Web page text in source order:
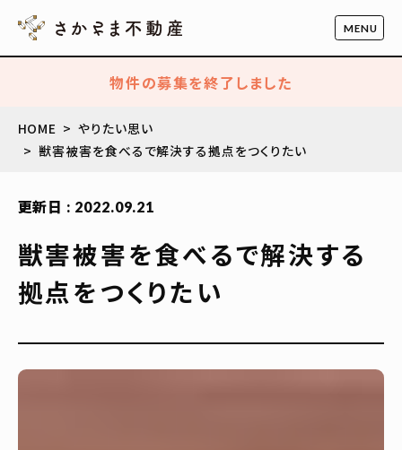
物件の募集を終了しました
HOME
やりたい思い
獣害被害を食べるで解決する拠点をつくりたい
更新日 : 2022.09.21
獣害被害を食べるで解決する
拠点をつくりたい